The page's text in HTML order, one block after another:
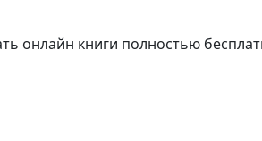
онлайн книги полностью